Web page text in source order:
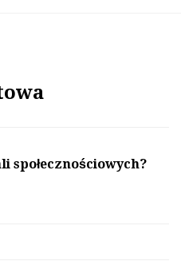
społecznościowych?